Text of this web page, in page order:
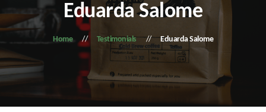
Eduarda Salome
Home Testimonials Eduarda Salome